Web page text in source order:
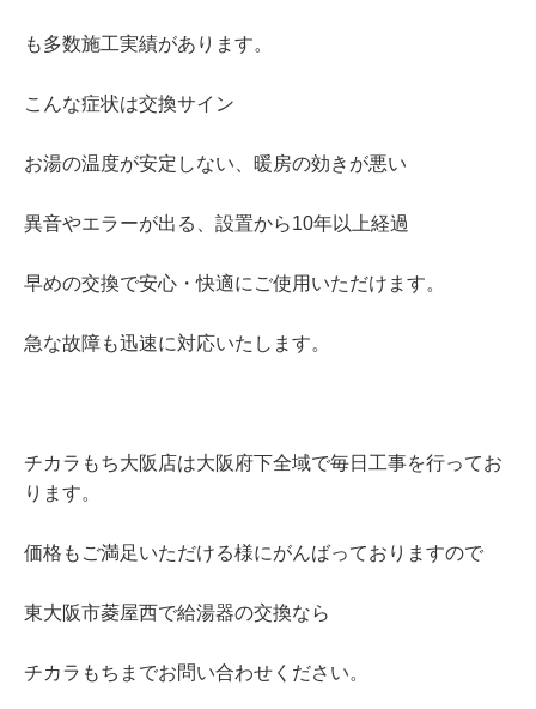
も多数施工実績があります。
こんな症状は交換サイン
お湯の温度が安定しない、暖房の効きが悪い
異音やエラーが出る、設置から10年以上経過
早めの交換で安心・快適にご使用いただけます。
急な故障も迅速に対応いたします。
チカラもち大阪店は大阪府下全域で毎日工事を行ってお
ります。
価格もご満足いただける様にがんばっておりますので
東大阪市菱屋西で給湯器の交換なら
チカラもちまでお問い合わせください。